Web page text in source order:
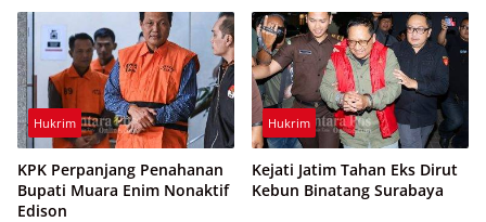
Hukrim
KPK Perpanjang Penahanan
Bupati Muara Enim Nonaktif
Edison
Hukrim
Kejati Jatim Tahan Eks Dirut
Kebun Binatang Surabaya